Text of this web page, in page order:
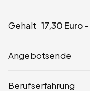
Gehalt 17,30 Euro -
Angebotsende
Berufserfahrung